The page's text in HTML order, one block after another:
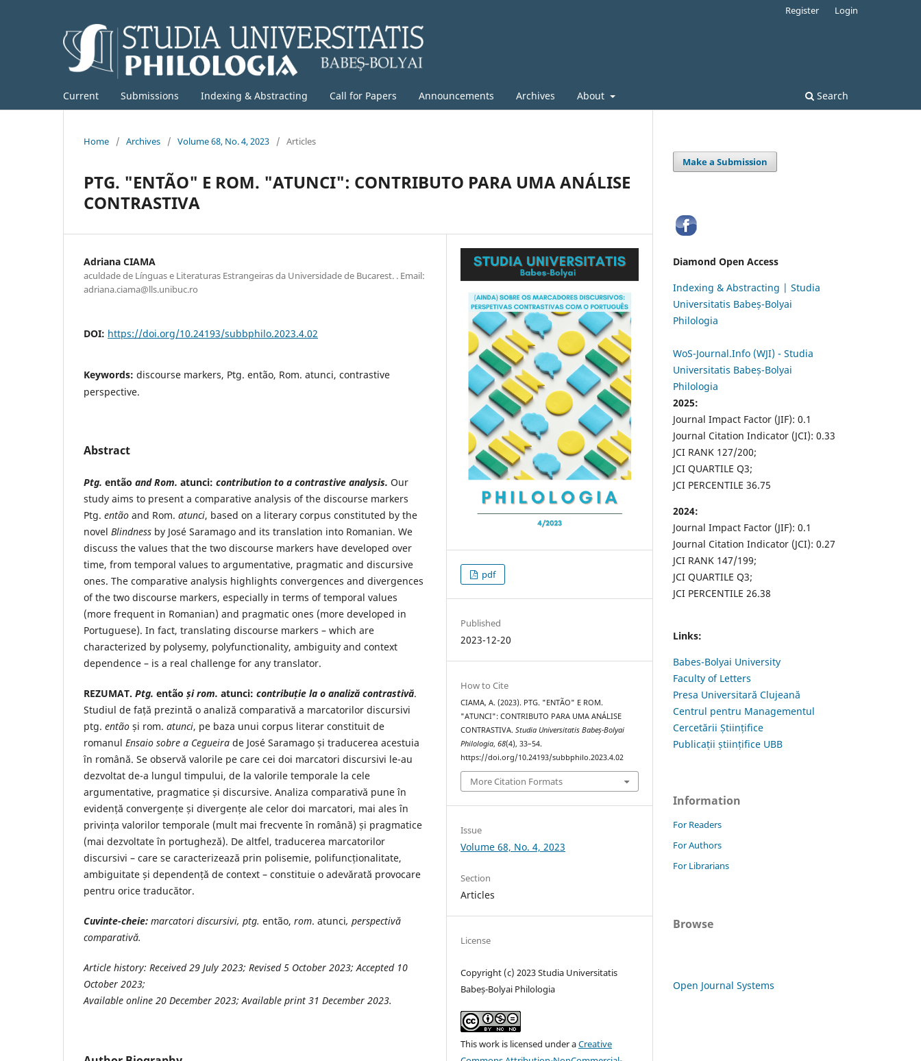
Current Submissions Indexing & Abstracting Call for Papers Announcements Archives About Search
Register Login
Home / Archives / Volume 68, No. 4, 2023 / Articles
PTG. "ENTÃO" E ROM. "ATUNCI": CONTRIBUTO PARA UMA ANÁLISE
CONTRASTIVA
Adriana CIAMA
aculdade de Línguas e Literaturas Estrangeiras da Universidade de Bucarest. . Email:
adriana.ciama@lls.unibuc.ro
DOI: https://doi.org/10.24193/subbphilo.2023.4.02
Keywords: discourse markers, Ptg. então, Rom. atunci, contrastive
perspective.
Abstract
Ptg. então and Rom. atunci: contribution to a contrastive analysis. Our
study aims to present a comparative analysis of the discourse markers
Ptg. então and Rom. atunci, based on a literary corpus constituted by the
novel Blindness by José Saramago and its translation into Romanian. We
discuss the values that the two discourse markers have developed over
time, from temporal values to argumentative, pragmatic and discursive
ones. The comparative analysis highlights convergences and divergences
of the two discourse markers, especially in terms of temporal values
(more frequent in Romanian) and pragmatic ones (more developed in
Portuguese). In fact, translating discourse markers – which are
characterized by polysemy, polyfunctionality, ambiguity and context
dependence – is a real challenge for any translator.
REZUMAT. Ptg. então și rom. atunci: contribuție la o analiză contrastivă.
Studiul de față prezintă o analiză comparativă a marcatorilor discursivi
ptg. então și rom. atunci, pe baza unui corpus literar constituit de
romanul Ensaio sobre a Cegueira de José Saramago și traducerea acestuia
în română. Se observă valorile pe care cei doi marcatori discursivi le-au
dezvoltat de-a lungul timpului, de la valorile temporale la cele
argumentative, pragmatice și discursive. Analiza comparativă pune în
evidență convergențe și divergențe ale celor doi marcatori, mai ales în
privința valorilor temporale (mult mai frecvente în română) și pragmatice
(mai dezvoltate în portugheză). De altfel, traducerea marcatorilor
discursivi – care se caracterizează prin polisemie, polifuncționalitate,
ambiguitate și dependență de context – constituie o adevărată provocare
pentru orice traducător.
Cuvinte-cheie: marcatori discursivi, ptg. então, rom. atunci, perspectivă
comparativă.
Article history: Received 29 July 2023; Revised 5 October 2023; Accepted 10
October 2023;
Available online 20 December 2023; Available print 31 December 2023.
pdf
Published
2023-12-20
How to Cite
CIAMA, A. (2023). PTG. "ENTÃO" E ROM.
"ATUNCI": CONTRIBUTO PARA UMA ANÁLISE
CONTRASTIVA.Studia Universitatis Babeș-Bolyai
Philologia,68(4), 33–54.
https://doi.org/10.24193/subbphilo.2023.4.02
More Citation Formats
Issue
Volume 68, No. 4, 2023
Section
Articles
License
Copyright (c) 2023 Studia Universitatis
Babeș-Bolyai Philologia
This work is licensed under aCreative
Make a Submission
Diamond Open Access
Indexing & Abstracting | Studia
Universitatis Babeș-Bolyai
Philologia
WoS-Journal.Info (WJI) - Studia
Universitatis Babeș-Bolyai
Philologia
2025:
Journal Impact Factor (JIF): 0.1
Journal Citation Indicator (JCI): 0.33
JCI RANK 127/200;
JCI QUARTILE Q3;
JCI PERCENTILE 36.75
2024:
Journal Impact Factor (JIF): 0.1
Journal Citation Indicator (JCI): 0.27
JCI RANK 147/199;
JCI QUARTILE Q3;
JCI PERCENTILE 26.38
Links:
Babes-Bolyai University
Faculty of Letters
Presa Universitară Clujeană
Centrul pentru Managementul
Cercetării Științifice
Publicații științifice UBB
Information
For Readers
For Authors
For Librarians
Browse
Open Journal Systems